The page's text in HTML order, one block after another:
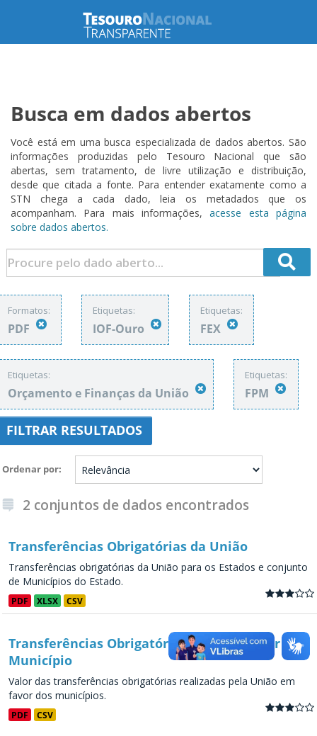
Busca em dados abertos
Você está em uma busca especializada de dados abertos. São
informações produzidas pelo Tesouro Nacional que são
abertas, sem tratamento, de livre utilização e distribuição,
desde que citada a fonte. Para entender exatamente como a
STN chega a cada dado, leia os metadados que os
acompanham. Para mais informações,acesse esta página
sobre dados abertos.
Formatos:
PDF
Etiquetas:
IOF-Ouro
Etiquetas:
FEX
Etiquetas:
Orçamento e Finanças da União
Etiquetas:
FPM
FILTRAR RESULTADOS
Ordenar por
2 conjuntos de dados encontrados
Transferências Obrigatórias da União
Transferências obrigatórias da União para os Estados e conjunto
de Municípios do Estado.
PDF XLSX CSV
Transferências Obrigatórias da União - por
Município
Valor das transferências obrigatórias realizadas pela União em
favor dos municípios.
PDF CSV